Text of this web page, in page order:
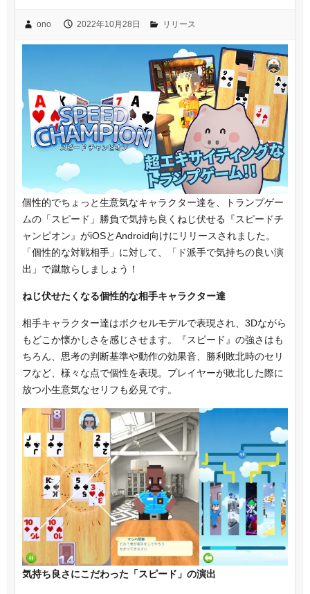
ono 2022年10月28日 リリース
個性的でちょっと生意気なキャラクター達を、トランプゲー
ムの「スピード」勝負で気持ち良くねじ伏せる『スピードチ
ャンピオン』がiOSとAndroid向けにリリースされました。
「個性的な対戦相手」に対して、「ド派手で気持ちの良い演
出」で蹴散らしましょう！
ねじ伏せたくなる個性的な相手キャラクター達
相手キャラクター達はボクセルモデルで表現され、3Dながら
もどこか懐かしさを感じさせます。『スピード』の強さはも
ちろん、思考の判断基準や動作の効果音、勝利敗北時のセリ
フなど、様々な点で個性を表現。プレイヤーが敗北した際に
放つ小生意気なセリフも必見です。
気持ち良さにこだわった「スピード」の演出